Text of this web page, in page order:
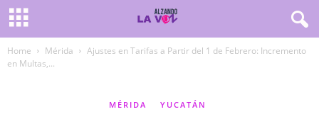
Home Mérida
Ajustes en Tarifas a Partir del 1 de Febrero: Incremento
en Multas,...
MÉRIDA YUCATÁN